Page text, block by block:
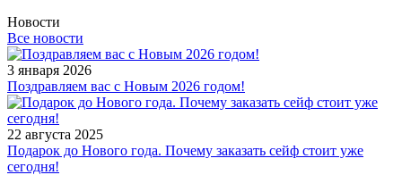
Новости
Все новости
3 января 2026
Поздравляем вас с Новым 2026 годом!
22 августа 2025
Подарок до Нового года. Почему заказать сейф стоит уже
сегодня!